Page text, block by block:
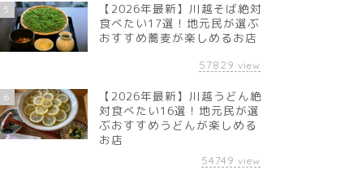
5
【2026年最新】川越そば絶対
食べたい17選！地元民が選ぶ
おすすめ蕎麦が楽しめるお店
57829 view
6
【2026年最新】川越うどん絶
対食べたい16選！地元民が選
ぶおすすめうどんが楽しめる
お店
54749 view